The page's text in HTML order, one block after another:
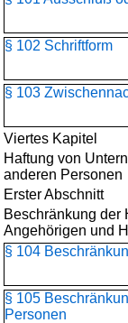
§ 102 Schriftform
§ 103
Viertes Kapitel
Haftung von
anderen Personen
Erster Abschnitt
Beschränkung der
Angehörigen und
§ 104
§ 105
Personen